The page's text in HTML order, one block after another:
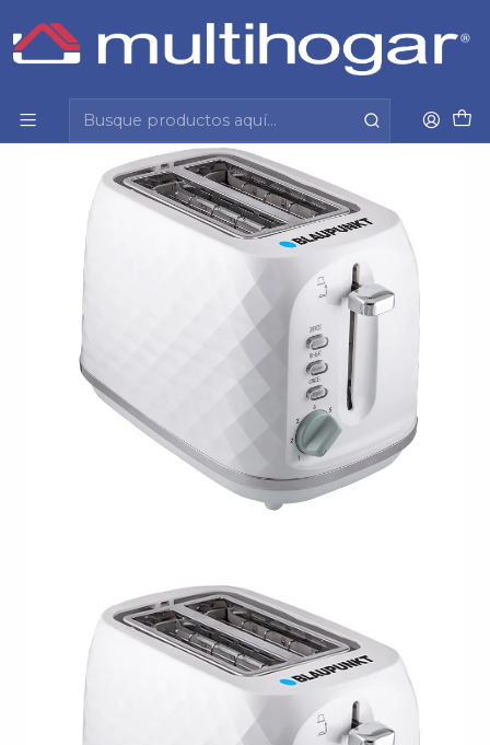
Inicio Electrodomesticos
Tostador 2P Diamond Deluxe Telefunken 8000892